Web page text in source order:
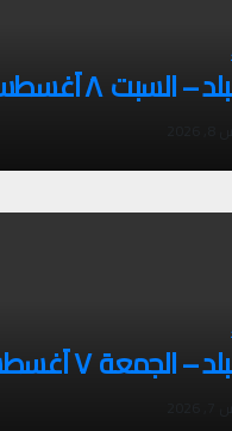
– السبت ٨ أغسطس ٢٠٢٦م
– الجمعة ٧ أغسطس ٢٠٢٦م